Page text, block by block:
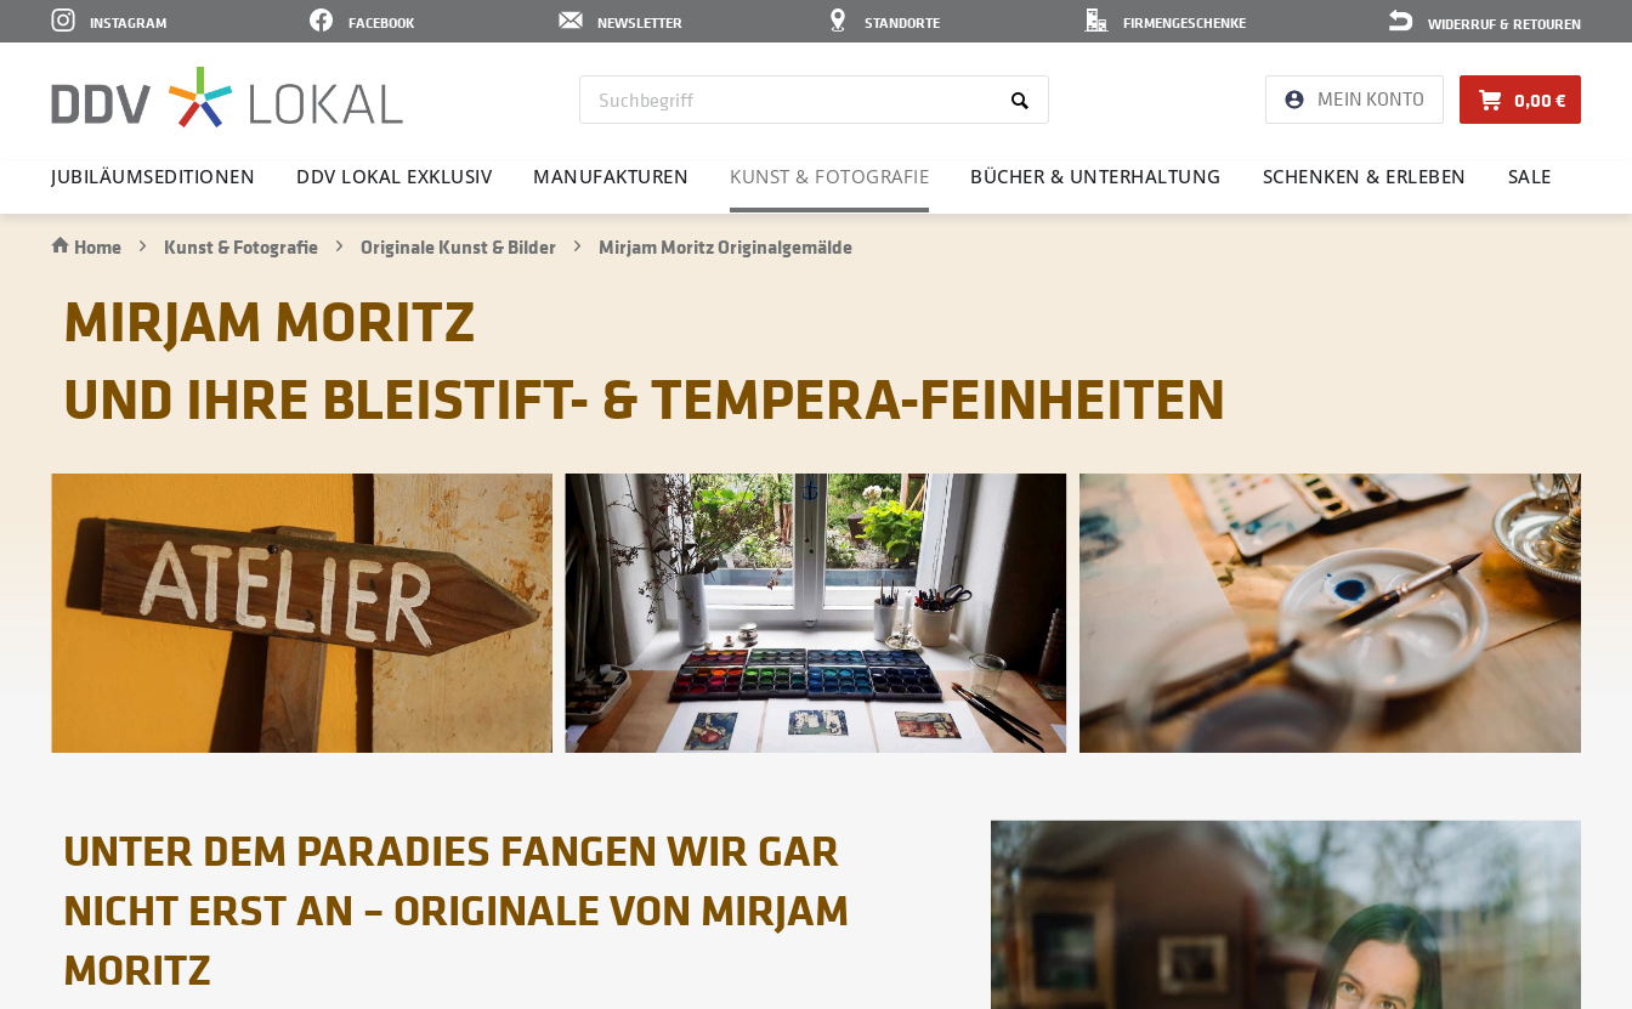
WIDERRUF & RETOUREN
FIRMENGESCHENKE
STANDORTE
NEWSLETTER
FACEBOOK
INSTAGRAM
MEIN KONTO 0,00 €
JUBI­LÄ­UMS­E­DI­TIONEN DDV LOKAL EXKLUSIV MANU­FAK­TUREN KUNST & FOTO­GRAFIE BÜCHER & UNTER­HAL­TUNG SCHENKEN & ERLEBEN SALE
Home Kunst & Fotografie Originale Kunst & Bilder Mirjam Moritz Originalgemälde
MIRJAM MORITZ
UND IHRE BLEISTIFT- & TEMPERA-FEINHEITEN
UNTER DEM PARADIES FANGEN WIR GAR
NICHT ERST AN – ORIGINALE VON MIRJAM
MORITZ